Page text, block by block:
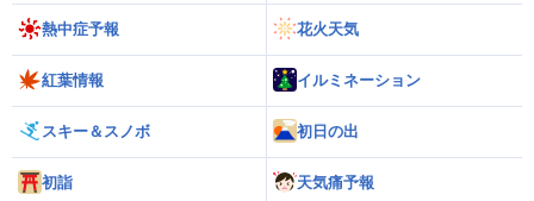
熱中症予報 花火天気
紅葉情報 イルミネーション
スキー＆スノボ 初日の出
初詣 天気痛予報